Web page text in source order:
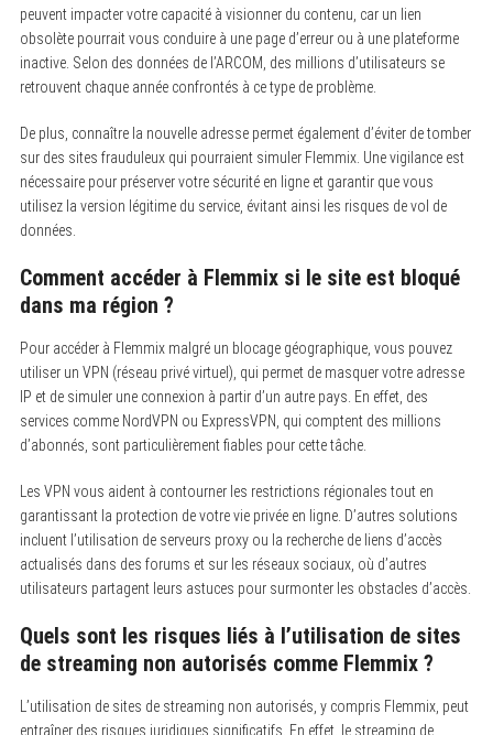
peuvent impacter votre capacité à visionner du contenu, car un lien
obsolète pourrait vous conduire à une page d’erreur ou à une plateforme
inactive. Selon des données de l’ARCOM, des millions d’utilisateurs se
retrouvent chaque année confrontés à ce type de problème.
De plus, connaître la nouvelle adresse permet également d’éviter de tomber
sur des sites frauduleux qui pourraient simuler Flemmix. Une vigilance est
nécessaire pour préserver votre sécurité en ligne et garantir que vous
utilisez la version légitime du service, évitant ainsi les risques de vol de
données.
Comment accéder à Flemmix si le site est bloqué
dans ma région ?
Pour accéder à Flemmix malgré un blocage géographique, vous pouvez
utiliser un VPN (réseau privé virtuel), qui permet de masquer votre adresse
IP et de simuler une connexion à partir d’un autre pays. En effet, des
services comme NordVPN ou ExpressVPN, qui comptent des millions
d’abonnés, sont particulièrement fiables pour cette tâche.
Les VPN vous aident à contourner les restrictions régionales tout en
garantissant la protection de votre vie privée en ligne. D’autres solutions
incluent l’utilisation de serveurs proxy ou la recherche de liens d’accès
actualisés dans des forums et sur les réseaux sociaux, où d’autres
utilisateurs partagent leurs astuces pour surmonter les obstacles d’accès.
Quels sont les risques liés à l’utilisation de sites
de streaming non autorisés comme Flemmix ?
L’utilisation de sites de streaming non autorisés, y compris Flemmix, peut
entraîner des risques juridiques significatifs. En effet, le streaming de